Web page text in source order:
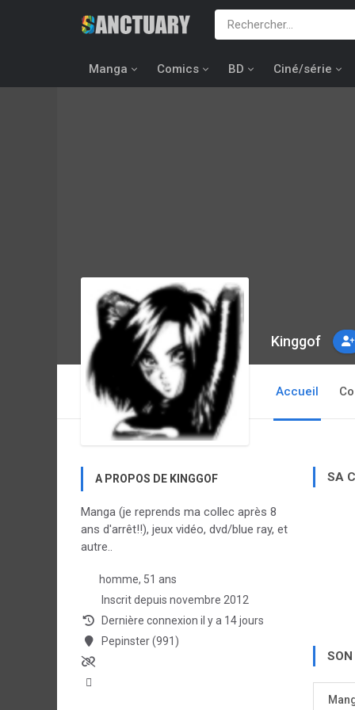
Manga Comics BD Ciné/série
Kinggof
Accueil
A PROPOS DE KINGGOF
Manga (je reprends ma collec après 8
ans d'arrêt!!), jeux vidéo, dvd/blue ray, et
autre..
homme, 51 ans
Inscrit depuis novembre 2012
Dernière connexion il y a 14 jours
Pepinster (991)
SA